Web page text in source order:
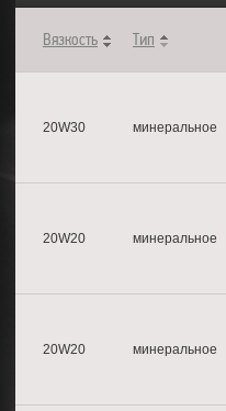
Вязкость Тип
20W30 минеральное
20W20 минеральное
20W20 минеральное